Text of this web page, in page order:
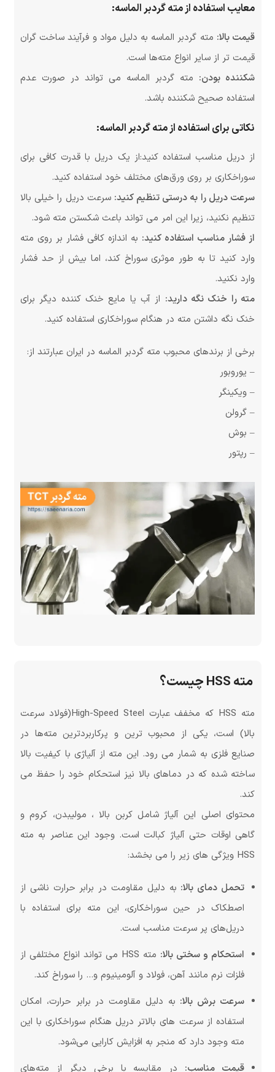
معایب استفاده از مته گردبر الماسه:
قیمت بالا: مته گردبر الماسه به دلیل مواد و فرآیند ساخت گران
قیمت تر از سایر انواع مته‌ها است.
شکننده بودن: مته گردبر الماسه می تواند در صورت عدم
استفاده صحیح شکننده باشد.
نکاتی برای استفاده از مته گردبر الماسه:
از دریل مناسب استفاده کنید:از یک دریل با قدرت کافی برای
سوراخکاری بر روی ورق‌های مختلف خود استفاده کنید.
سرعت دریل را به درستی تنظیم کنید: سرعت دریل را خیلی بالا
تنظیم نکنید، زیرا این امر می تواند باعث شکستن مته شود.
از فشار مناسب استفاده کنید: به اندازه کافی فشار بر روی مته
وارد کنید تا به طور موثری سوراخ کند، اما بیش از حد فشار
وارد نکنید.
مته را خنک نگه دارید: از آب یا مایع خنک کننده دیگر برای
خنک نگه داشتن مته در هنگام سوراخکاری استفاده کنید.
برخی از برندهای محبوب مته گردبر الماسه در ایران عبارتند از:
– یوروبور
– ویکینگر
– گرولن
– بوش
– رپتور
مته HSS چیست؟
مته HSS که مخفف عبارت High-Speed Steel(فولاد سرعت
بالا) است، یکی از محبوب ترین و پرکاربردترین مته‌ها در
صنایع فلزی به شمار می رود. این مته از آلیاژی با کیفیت بالا
ساخته شده که در دماهای بالا نیز استحکام خود را حفظ می
کند.
محتوای اصلی این آلیاژ شامل کربن بالا ، مولیبدن، کروم و
گاهی اوقات حتی آلیاژ کبالت است. وجود این عناصر به مته
HSS ویژگی های زیر را می بخشد:
تحمل دمای بالا: به دلیل مقاومت در برابر حرارت ناشی از
اصطکاک در حین سوراخکاری، این مته برای استفاده با
دریل‌های پر سرعت مناسب است.
استحکام و سختی بالا:
مته HSS می تواند انواع مختلفی از
فلزات نرم مانند آهن، فولاد و آلومینیوم و… را سوراخ کند.
سرعت برش بالا: به دلیل مقاومت در برابر حرارت، امکان
استفاده از سرعت های بالاتر دریل هنگام سوراخکاری با این
مته وجود دارد که منجر به افزایش کارایی می‌شود.
قیمت مناسب: در مقایسه با برخی دیگر از مته‌های